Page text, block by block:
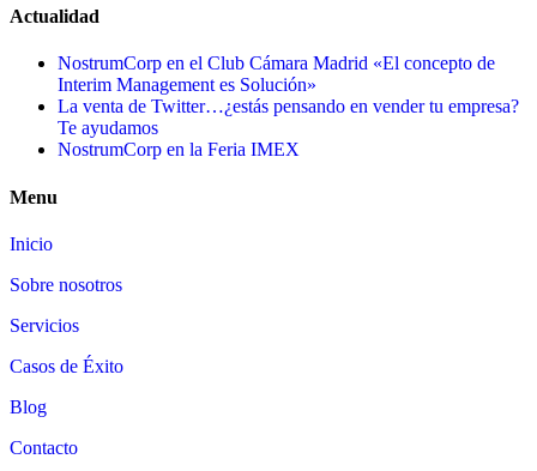
Actualidad
NostrumCorp en el Club Cámara Madrid «El concepto de
Interim Management es Solución»
La venta de Twitter…¿estás pensando en vender tu empresa?
Te ayudamos
NostrumCorp en la Feria IMEX
Menu
Inicio
Sobre nosotros
Servicios
Casos de Éxito
Blog
Contacto